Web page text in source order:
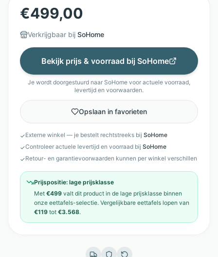
€499,00
Verkrijgbaar bij SoHome
Bekijk prijs & voorraad bij SoHome
Je wordt doorgestuurd naar SoHome voor actuele voorraad,
levertijd en voorwaarden.
Opslaan in favorieten
✓Externe winkel — je bestelt rechtstreeks bij SoHome
✓Controleer actuele levertijd en voorraad bij SoHome
✓Retour- en garantievoorwaarden kunnen per winkel verschillen
Prijspositie: lage prijsklasse
Met €499 valt dit product in de lage prijsklasse binnen
onze eettafels-selectie. Vergelijkbare eettafels lopen van
€119 tot €3.568.